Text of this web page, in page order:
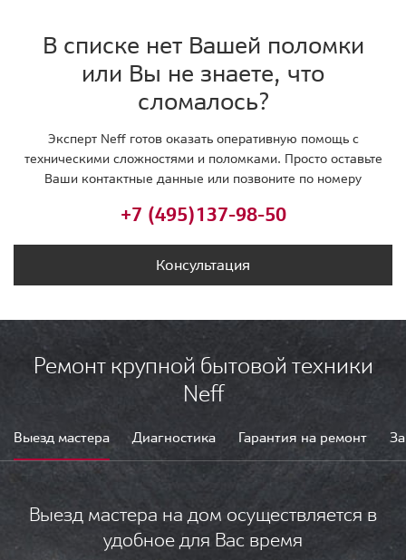
В списке нет Вашей поломки
или Вы не знаете, что
сломалось?
Эксперт Neff готов оказать оперативную помощь с
техническими сложностями и поломками. Просто оставьте
Ваши контактные данные или позвоните по номеру
+7 (495)137-98-50
Консультация
Ремонт крупной бытовой техники
Neff
Выезд мастера Диагностика Гарантия на ремонт
Выезд мастера на дом осуществляется в
удобное для Вас время